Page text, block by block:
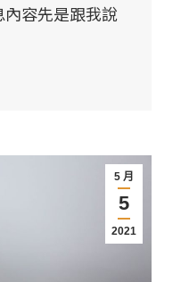
容先是跟我說
5 月
5
2021